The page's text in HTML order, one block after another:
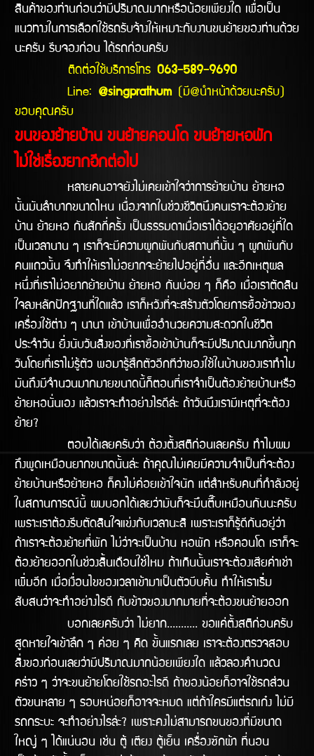
สินค้าของท่านก่อนว่ามีปริมาณมากหรือน้อยเพียงใด เพื่อเป็น
แนวทางในการเลือกใช้รถรับจ้างให้เหมาะกับงานขนย้ายของท่านด้วย
นะครับ รีบจองก่อน ได้รถก่อนครับ
ติดต่อใช้บริการโทร 063-589-9690
Line: @singprathum (มี@นำหน้าด้วยนะครับ)
ขอบคุณครับ
ขนของย้ายบ้าน ขนย้ายคอนโด ขนย้ายหอพัก
ไม่ใช่เรื่องยากอีกต่อไป
หลายคนอาจยังไม่เคยเข้าใจว่าการย้ายบ้าน ย้ายหอ
นั้นมันลำบากขนาดไหน เนื่องจากในช่วงชีวิตนึงคนเราจะต้องย้าย
บ้าน ย้ายหอ กันสักกี่ครั้ง เป็นธรรมดาเมื่อเราได้อยูอาศัยอยู่ที่ใด
เป็นเวลานาน ๆ เราก็จะมีความผูกพันกับสถานที่นั้น ๆ ผูกพันกับ
คนแถวนั้น จึงทำให้เราไม่อยากจะย้ายไปอยู่ที่อื่น และอีกเหตุผล
หนึ่งที่เราไม่อยากย้ายบ้าน ย้ายหอ กันบ่อย ๆ ก็คือ เมื่อเราตัดสิน
ใจลงหลักปักฐานที่ใดแล้ว เราก็หวังที่จะสร้างตัวโดยการซื้อข้าวของ
เครื่องใช้ต่าง ๆ นานา เข้าบ้านเพื่ออำนวยความสะดวกในชีวิต
ประจำวัน ยิ่งนับวันสิ่งของที่เราซื้อเข้าบ้านก็จะมีปริมาณมากขึ้นทุก
วันโดยที่เราไม่รู้ตัว พอมารู้สึกตัวอีกทีว่าของใช้ในบ้านของเราทำไม
มันถึงมีจำนวนมากมายขนาดนี้ก็ตอนที่เราจำเป็นต้องย้ายบ้านหรือ
ย้ายหอนั่นเอง แล้วเราจะทำอย่างไรดีล้่ะ ถ้าวันนึงเรามีเหตุที่จะต้อง
ย้าย?
ตอบได้เลยครับว่า ต้องตั้งสติก่อนเลยครับ ทำไมผม
ถึงพูดเหมือนยากขนาดนั้นล่ะ ถ้าคุณไม่เคยมีความจำเป็นที่จะต้อง
ย้ายบ้านหรือย้ายหอ ก็คงไม่ค่อยเข้้าใจนัก แต่สำหรับคนที่กำลังอยู่
ในสถานการณ์นี้ ผมบอกได้เลยว่ามันก็จะมึนตึ๊บเหมือนกันนะครับ
เพราะเราต้องรีบตัดสินใจแข่งกับเวลานะสิ เพราะเราก็รู้ดีกันอยู่ว่า
ถ้าเราจะต้องย้ายที่พัก ไม่ว่าจะเป็นบ้าน หอพัก หรือคอนโด เราก็จะ
ต้องย้ายออกในช่่วงสิ้นเดือนใช่ไหม ถ้าเกินนั้นเราจะต้องเสียค่าเช่า
เพิ่มอีก เมื่อเงื่อนไขของเวลาเข้ามาเป็นตัวบีบคั้น ทำให้เราเริ่ม
สับสนว่าจะทำอย่างไรดี กับข้าวของมากมายที่จะต้องขนย้ายออก
บอกเลยครับว่า ไม่ยาก........... ขอแค่ตั้งสติก่อนครับ
สูดหายใจเข้าลึก ๆ ค่อย ๆ คิด ขั้นแรกเลย เราจะต้องตรวจสอบ
สิ่งของก่อนเลยว่ามีปริมาณมากน้อยเพียงใด แล้วลองคำนวณ
คร่าว ๆ ว่าจะขนย้ายโดยใช้รถอะไรดี ถ้าของน้อยก็อาจใช้รถส่วน
ตัวขนหลาย ๆ รอบหน่อยก็อาจจะหมด แต่ถ้าใครมีแต่รถเก๋ง ไม่มี
รถกระบะ จะทำอย่างไรล่ะ? เพราะคงไม่สามารถขนของที่มีขนาด
ใหญ่ ๆ ได้แน่นอน เช่น ตู้ เตียง ตู้เย็น เครื่องซักผ้า ที่นอน